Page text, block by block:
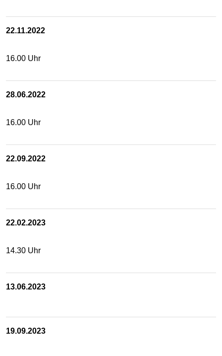
22.11.2022
16.00 Uhr
28.06.2022
16.00 Uhr
22.09.2022
16.00 Uhr
22.02.2023
14.30 Uhr
13.06.2023
19.09.2023